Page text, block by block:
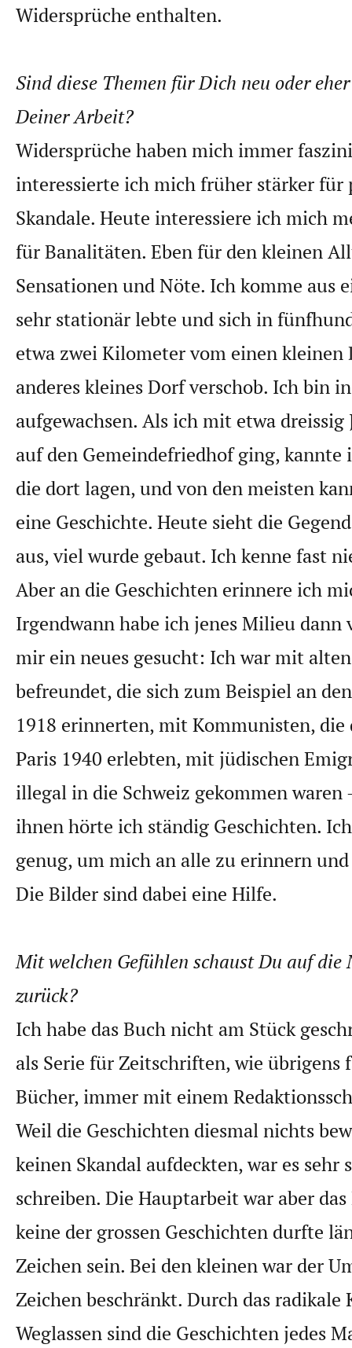
Widersprüche enthalten.
Sind diese Themen für Dich neu oder
Deiner Arbeit?
Widersprüche haben mich immer
interessierte ich mich früher stärker für
Skandale. Heute interessiere ich mich
für Banalitäten. Eben für den kleinen
Sensationen und Nöte. Ich komme aus
sehr stationär lebte und sich in
etwa zwei Kilometer vom einen kleinen
anderes kleines Dorf verschob. Ich bin
aufgewachsen. Als ich mit etwa dreissig
auf den Gemeindefriedhof ging, kannte
die dort lagen, und von den meisten
eine Geschichte. Heute sieht die
aus, viel wurde gebaut. Ich kenne fast
Aber an die Geschichten erinnere ich
Irgendwann habe ich jenes Milieu dann
mir ein neues gesucht: Ich war mit
befreundet, die sich zum Beispiel an
1918 erinnerten, mit Kommunisten, die
Paris 1940 erlebten, mit jüdischen
illegal in die Schweiz gekommen waren
ihnen hörte ich ständig Geschichten.
genug, um mich an alle zu erinnern
Die Bilder sind dabei eine Hilfe.
Mit welchen Gefühlen schaust Du auf die
zurück?
Ich habe das Buch nicht am Stück
als Serie für Zeitschriften, wie übrigens
Bücher, immer mit einem
Weil die Geschichten diesmal nichts
keinen Skandal aufdeckten, war es sehr
schreiben. Die Hauptarbeit war aber
keine der grossen Geschichten durfte
Zeichen sein. Bei den kleinen war der
Zeichen beschränkt. Durch das radikale
Weglassen sind die Geschichten jedes